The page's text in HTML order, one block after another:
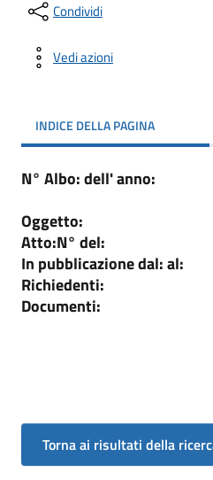
Condividi
Vedi azioni
INDICE DELLA PAGINA
N° Albo:dell' anno:
Oggetto:
Atto:N° del:
In pubblicazione dal:al:
Richiedenti:
Documenti: